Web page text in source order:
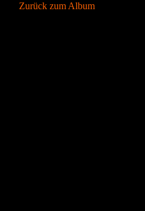
Zurück zum Album